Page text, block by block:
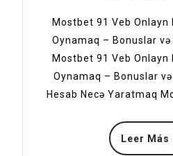
Mostbet 91 Veb Onlayn
Oynamaq – Bonuslar
Mostbet 91 Veb Onlayn
Oynamaq – Bonuslar
Hesab Necə Yaratmaq
Leer Más